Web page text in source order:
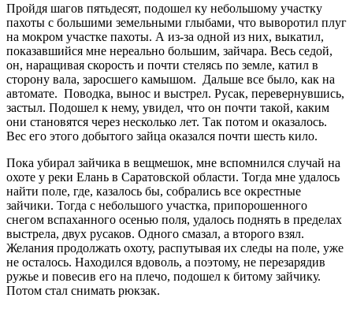
Пройдя шагов пятьдесят, подошел ку небольшому участку
пахоты с большими земельными глыбами, что выворотил плуг
на мокром участке пахоты. А из-за одной из них, выкатил,
показавшийся мне нереально большим, зайчара. Весь седой,
он, наращивая скорость и почти стелясь по земле, катил в
сторону вала, заросшего камышом. Дальше все было, как на
автомате. Поводка, вынос и выстрел. Русак, перевернувшись,
застыл. Подошел к нему, увидел, что он почти такой, каким
они становятся через несколько лет. Так потом и оказалось.
Вес его этого добытого зайца оказался почти шесть кило.
Пока убирал зайчика в вещмешок, мне вспомнился случай на
охоте у реки Елань в Саратовской области. Тогда мне удалось
найти поле, где, казалось бы, собрались все окрестные
зайчики. Тогда с небольшого участка, припорошенного
снегом вспаханного осенью поля, удалось поднять в пределах
выстрела, двух русаков. Одного смазал, а второго взял.
Желания продолжать охоту, распутывая их следы на поле, уже
не осталось. Находился вдоволь, а поэтому, не перезарядив
ружье и повесив его на плечо, подошел к битому зайчику.
Потом стал снимать рюкзак.